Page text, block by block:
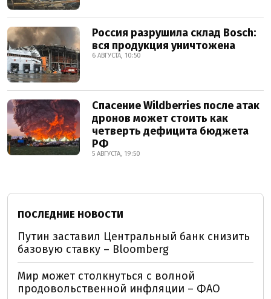
Россия разрушила склад Bosch:
вся продукция уничтожена
6 АВГУСТА, 10:50
Спасение Wildberries после атак
дронов может стоить как
четверть дефицита бюджета
РФ
5 АВГУСТА, 19:50
ПОСЛЕДНИЕ НОВОСТИ
Путин заставил Центральный банк снизить
базовую ставку – Bloomberg
Мир может столкнуться с волной
продовольственной инфляции – ФАО